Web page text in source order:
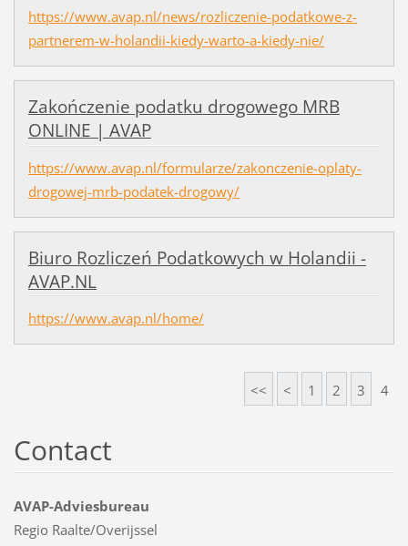
https://www.avap.nl/news/rozliczenie-podatkowe-z-
partnerem-w-holandii-kiedy-warto-a-kiedy-nie/
Zakończenie podatku drogowego MRB
ONLINE | AVAP
https://www.avap.nl/formularze/zakonczenie-oplaty-
drogowej-mrb-podatek-drogowy/
Biuro Rozliczeń Podatkowych w Holandii -
AVAP.NL
https://www.avap.nl/home/
<< < 1 2 3 4
Contact
AVAP-Adviesbureau
Regio Raalte/Overijssel